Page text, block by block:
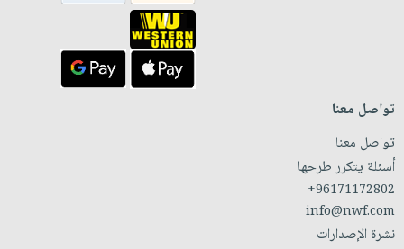
تواصل معنا
تواصل معنا
أسئلة يتكرر طرحها
+96171172802
info@nwf.com
نشرة الإصدارات